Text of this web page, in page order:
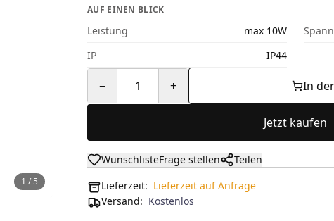
1 / 5
AUF EINEN BLICK
Leistung max 10W
IP
IP44
− 1 + In
Jetzt kaufen
WunschlisteFrage stellen
Teilen
Lieferzeit: Lieferzeit auf Anfrage
Versand: Kostenlos